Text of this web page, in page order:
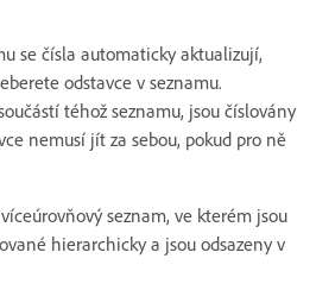
se čísla automaticky aktualizují,
odstavce v seznamu.
téhož seznamu, jsou číslovány
nemusí jít za sebou, pokud pro ně
seznam, ve kterém jsou
hierarchicky a jsou odsazeny v